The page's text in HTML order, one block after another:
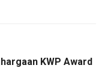
KWP Award